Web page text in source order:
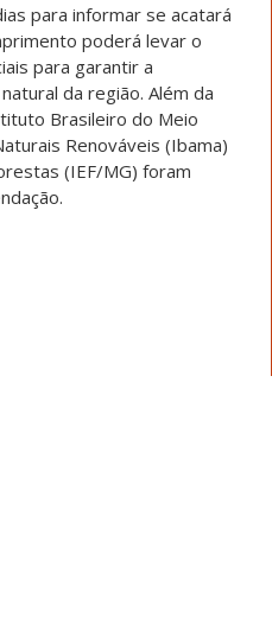
para informar se acatará
poderá levar o
para garantir a
da região. Além da
Brasileiro do Meio
Renováveis (Ibama)
(IEF/MG) foram